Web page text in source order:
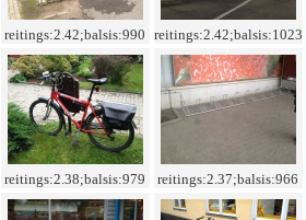
reitings:2.42;balsis:990 reitings:2.42;balsis:1023
reitings:2.38;balsis:979 reitings:2.37;balsis:966